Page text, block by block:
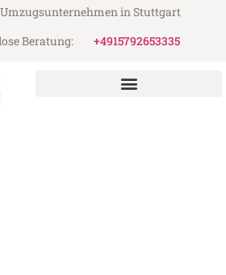
in Stuttgart
Beratung:
+4915792653335